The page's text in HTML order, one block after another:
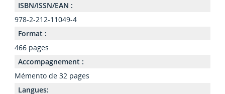
ISBN/ISSN/EAN :
978-2-212-11049-4
Format :
466 pages
Accompagnement :
Mémento de 32 pages
Langues: